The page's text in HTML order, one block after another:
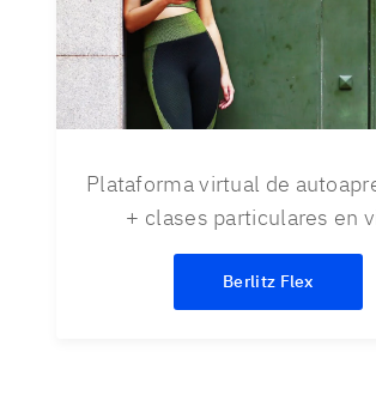
Plataforma virtual de
+ clases particulares en
Berlitz Flex